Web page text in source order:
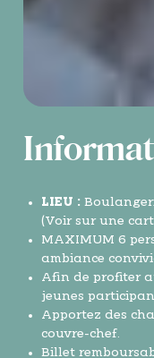
LIEU :
(Voir sur une
MAXIMUM 6
ambiance
Afin de profiter
jeunes
Apportez des
couvre-chef.
Billet